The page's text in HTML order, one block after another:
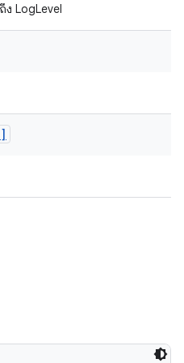
ง LogLevel